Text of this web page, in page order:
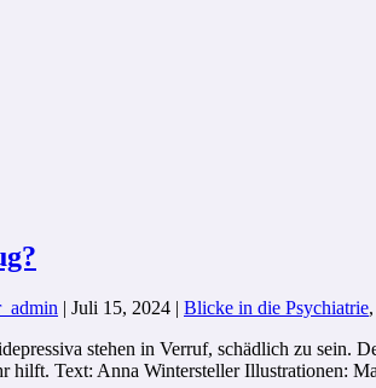
| Juli 15, 2024 | Blicke in die Psychiatrie
stehen in Verruf, schädlich zu sein.
hilft. Text: Anna Wintersteller Illustrationen: